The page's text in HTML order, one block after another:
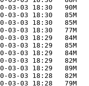
03-03 18:30   90M
03-03 18:30   85M
03-03 18:30   85M
03-03 18:30   77M
03-03 18:29   84M
03-03 18:29   85M
03-03 18:29   84M
03-03 18:29   82M
03-03 18:29   89M
03-03 18:28   82M
03-03 18:28   79M